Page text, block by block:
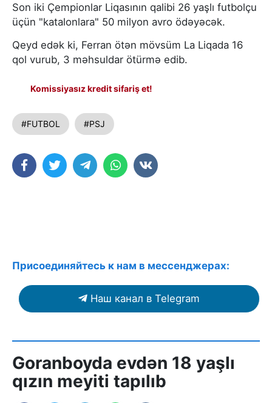
Son iki Çempionlar Liqasının qalibi 26 yaşlı futbolçu
üçün "katalonlara" 50 milyon avro ödəyəcək.
Qeyd edək ki, Ferran ötən mövsüm La Liqada 16
qol vurub, 3 məhsuldar ötürmə edib.
Komissiyasız kredit sifariş et!
#FUTBOL #PSJ
Присоединяйтесь к нам в мессенджерах:
Наш канал в Telegram
Goranboyda evdən 18 yaşlı
qızın meyiti tapılıb